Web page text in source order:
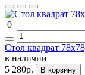
0
Стол квадрат
в наличии
5 280р.
В корзину